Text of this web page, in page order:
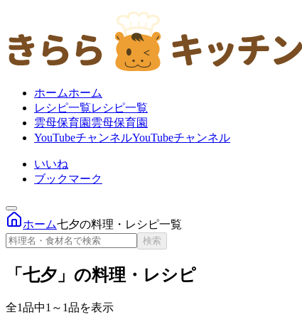
ホームホーム
レシピ一覧レシピ一覧
雲母保育園 雲母保育園
YouTubeチャンネルYouTubeチャンネル
いいね
ブックマーク
ホーム七夕の料理・レシピ一覧
検索
「七夕」の料理・レシピ
全1品中1～1品を表示